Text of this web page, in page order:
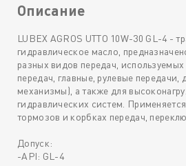
Описание
LUBEX AGROS UTTO 10W-30 GL-4 -
гидравлическое масло,
разных видов передач,
передач, главные, рулевые
механизмы), а также для
гидравлических систем.
тормозов и корбках передач,
Допуск:
-API: GL-4